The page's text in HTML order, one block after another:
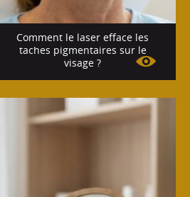
Comment le laser efface les
taches pigmentaires sur le
visage ?
Voir l'article